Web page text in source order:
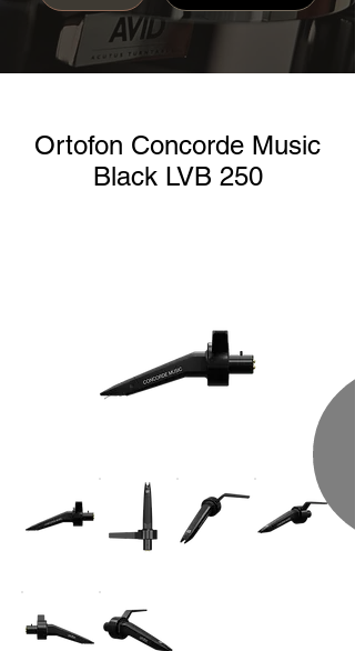
Ortofon Concorde Music
Black LVB 250